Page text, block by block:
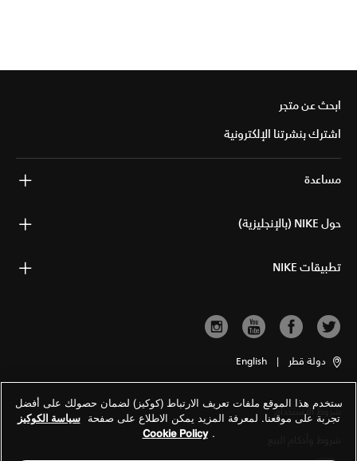
ابحث عن متجر
اشترك بنشرتنا الإلكترونية
مساعدة
حول NIKE (بالإنجليزية)
تطبيقات NIKE
دولة قطر |
English
شروط الاستخدام
ستخدم هذا الموقع ملفات تعريف الارتباط (كوكيز) لضمان حصولك على أفضل
تجربة على موقعنا. لمعرفة المزيد يمكن الاطلاع على صفحة سياسة الكوكيز
.
Cookie Policy